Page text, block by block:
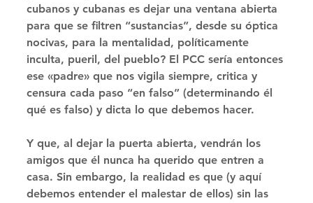
cubanos y cubanas es dejar una ventana abierta
para que se ﬁltren “sustancias”, desde su óptica
nocivas, para la mentalidad, políticamente
inculta, pueril, del pueblo? El PCC sería entonces
ese «padre» que nos vigila siempre, critica y
censura cada paso “en falso” (determinando él
qué es falso) y dicta lo que debemos hacer.
Y que, al dejar la puerta abierta, vendrán los
amigos que él nunca ha querido que entren a
casa. Sin embargo, la realidad es que (y aquí
debemos entender el malestar de ellos) sin las